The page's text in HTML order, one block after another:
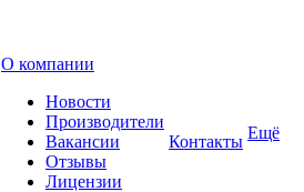
О компании
Новости
Производители
Вакансии
Отзывы
Лицензии
Контакты Ещё